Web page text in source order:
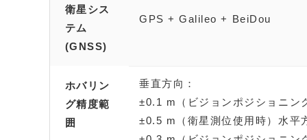
衛星シス
テム
(GNSS)
GPS + Galileo + BeiDou
ホバリン
グ精度範
囲
垂直方向：
±0.1 m（ビジョンポジショニン
±0.5 m（衛星測位使用時）水平